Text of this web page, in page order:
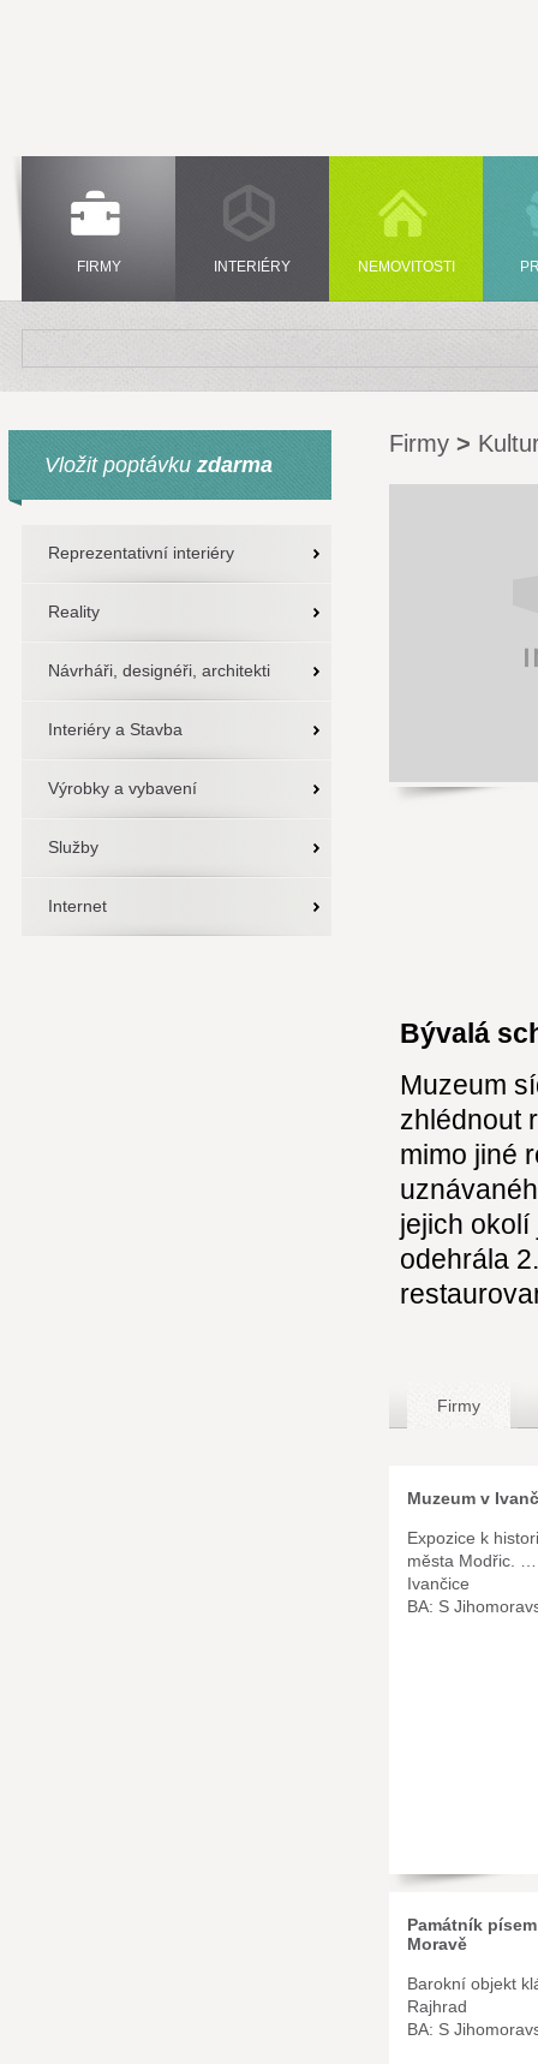
FIRMY INTERIÉRY NEMOVITOSTI
Vložit poptávku zdarma
Reprezentativní interiéry
Reality
Návrháři, designéři, architekti
Interiéry a Stavba
Výrobky a vybavení
Služby
Internet
Firmy >
Bývalá
Muzeum
zhlédnout
mimo jiné
jejich okolí
odehrála
Firmy
Muzeum v
Expozice k
města Modřic. …
Ivančice
BA: S
Památník
Moravě
Barokní objekt
Rajhrad
BA: S